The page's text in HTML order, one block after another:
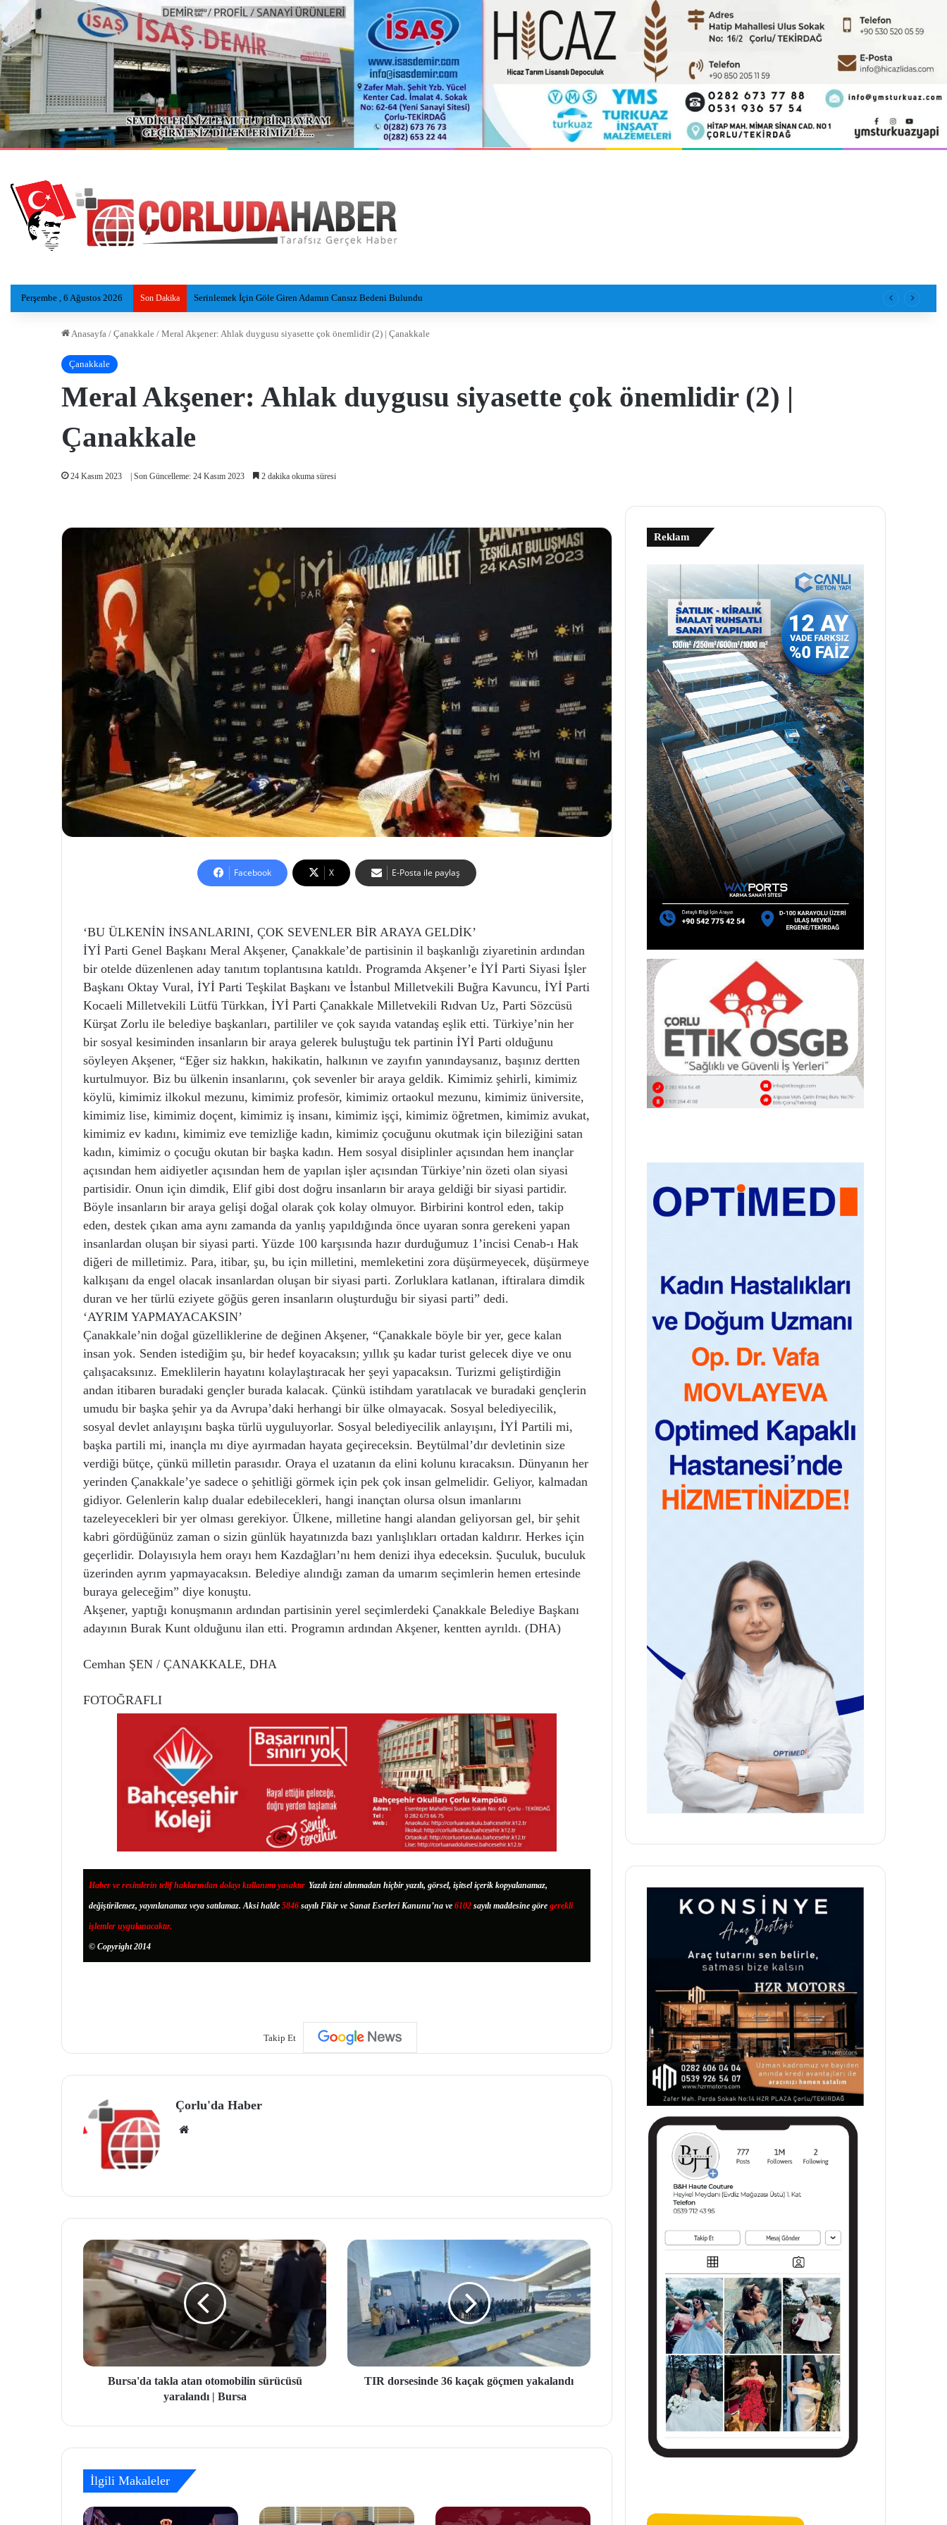
Perşembe , 6 Ağustos 2026 Son Dakika Otobüs İşçi Servisleri ve Otomobile Çarptı: 29 Yaralı
Anasayfa / Çanakkale / Meral Akşener: Ahlak duygusu siyasette çok önemlidir (2) | Çanakkale
Çanakkale
Meral Akşener: Ahlak duygusu siyasette çok önemlidir (2) |
Çanakkale
24 Kasım 2023 | Son Güncelleme: 24 Kasım 2023 2 dakika okuma süresi
Facebook X E-Posta ile paylaş
‘BU ÜLKENİN İNSANLARINI, ÇOK SEVENLER BİR ARAYA GELDİK’
İYİ Parti Genel Başkanı Meral Akşener, Çanakkale’de partisinin il başkanlığı ziyaretinin ardından
bir otelde düzenlenen aday tanıtım toplantısına katıldı. Programda Akşener’e İYİ Parti Siyasi İşler
Başkanı Oktay Vural, İYİ Parti Teşkilat Başkanı ve İstanbul Milletvekili Buğra Kavuncu, İYİ Parti
Kocaeli Milletvekili Lütfü Türkkan, İYİ Parti Çanakkale Milletvekili Rıdvan Uz, Parti Sözcüsü
Kürşat Zorlu ile belediye başkanları, partililer ve çok sayıda vatandaş eşlik etti. Türkiye’nin her
bir sosyal kesiminden insanların bir araya gelerek buluştuğu tek partinin İYİ Parti olduğunu
söyleyen Akşener, “Eğer siz hakkın, hakikatin, halkının ve zayıfın yanındaysanız, başınız dertten
kurtulmuyor. Biz bu ülkenin insanlarını, çok sevenler bir araya geldik. Kimimiz şehirli, kimimiz
köylü, kimimiz ilkokul mezunu, kimimiz profesör, kimimiz ortaokul mezunu, kimimiz üniversite,
kimimiz lise, kimimiz doçent, kimimiz iş insanı, kimimiz işçi, kimimiz öğretmen, kimimiz avukat,
kimimiz ev kadını, kimimiz eve temizliğe kadın, kimimiz çocuğunu okutmak için bileziğini satan
kadın, kimimiz o çocuğu okutan bir başka kadın. Hem sosyal disiplinler açısından hem inançlar
açısından hem aidiyetler açısından hem de yapılan işler açısından Türkiye’nin özeti olan siyasi
partisidir. Onun için dimdik, Elif gibi dost doğru insanların bir araya geldiği bir siyasi partidir.
Böyle insanların bir araya gelişi doğal olarak çok kolay olmuyor. Birbirini kontrol eden, takip
eden, destek çıkan ama aynı zamanda da yanlış yapıldığında önce uyaran sonra gerekeni yapan
insanlardan oluşan bir siyasi parti. Yüzde 100 karşısında hazır durduğumuz 1’incisi Cenab-ı Hak
diğeri de milletimiz. Para, itibar, şu, bu için milletini, memleketini zora düşürmeyecek, düşürmeye
kalkışanı da engel olacak insanlardan oluşan bir siyasi parti. Zorluklara katlanan, iftiralara dimdik
duran ve her türlü eziyete göğüs geren insanların oluşturduğu bir siyasi parti” dedi.
‘AYRIM YAPMAYACAKSIN’
Çanakkale’nin doğal güzelliklerine de değinen Akşener, “Çanakkale böyle bir yer, gece kalan
insan yok. Senden istediğim şu, bir hedef koyacaksın; yıllık şu kadar turist gelecek diye ve onu
çalışacaksınız. Emeklilerin hayatını kolaylaştıracak her şeyi yapacaksın. Turizmi geliştirdiğin
andan itibaren buradaki gençler burada kalacak. Çünkü istihdam yaratılacak ve buradaki gençlerin
umudu bir başka şehir ya da Avrupa’daki herhangi bir ülke olmayacak. Sosyal belediyecilik,
sosyal devlet anlayışını başka türlü uyguluyorlar. Sosyal belediyecilik anlayışını, İYİ Partili mi,
başka partili mi, inançla mı diye ayırmadan hayata geçireceksin. Beytülmal’dır devletinin size
verdiği bütçe, çünkü milletin parasıdır. Oraya el uzatanın da elini kolunu kıracaksın. Dünyanın her
yerinden Çanakkale’ye sadece o şehitliği görmek için pek çok insan gelmelidir. Geliyor, kalmadan
gidiyor. Gelenlerin kalıp dualar edebilecekleri, hangi inançtan olursa olsun imanlarını
tazeleyecekleri bir yer olması gerekiyor. Ülkene, milletine hangi alandan geliyorsan gel, bir şehit
kabri gördüğünüz zaman o sizin günlük hayatınızda bazı yanlışlıkları ortadan kaldırır. Herkes için
geçerlidir. Dolayısıyla hem orayı hem Kazdağları’nı hem denizi ihya edeceksin. Şuculuk, buculuk
üzerinden ayrım yapmayacaksın. Belediye alındığı zaman da umarım seçimlerin hemen ertesinde
buraya geleceğim” diye konuştu.
Akşener, yaptığı konuşmanın ardından partisinin yerel seçimlerdeki Çanakkale Belediye Başkanı
adayının Burak Kunt olduğunu ilan etti. Programın ardından Akşener, kentten ayrıldı. (DHA)
Cemhan ŞEN / ÇANAKKALE, DHA
FOTOĞRAFLI
Haber ve resimlerin telif haklarından dolayı kullanımı yasaktır. Yazılı izni alınmadan hiçbir yazılı, görsel, işitsel içerik kopyalanamaz,
değiştirilemez, yayınlanamaz veya satılamaz. Aksi halde 5846 sayılı Fikir ve Sanat Eserleri Kanunu’na ve 6102 sayılı maddesine göre gerekli
işlemler uygulanacaktır.
© Copyright 2014
Takip Et
Çorlu'da Haber
Bursa'da takla atan otomobilin sürücüsü
yaralandı | Bursa
TIR dorsesinde 36 kaçak göçmen yakalandı
İlgili Makaleler
Reklam